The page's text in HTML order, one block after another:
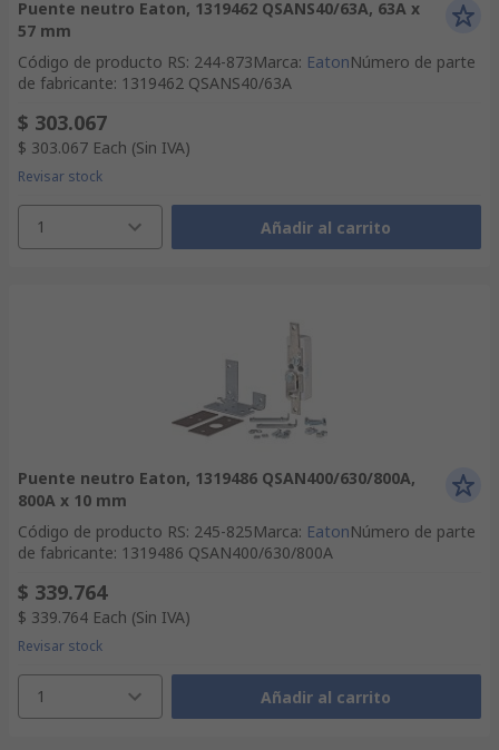
Puente neutro Eaton, 1319462 QSANS40/63A, 63A x
57 mm
Código de producto RS: 244-873Marca: EatonNúmero de parte
de fabricante: 1319462 QSANS40/63A
$ 303.067
$ 303.067 Each (Sin IVA)
Revisar stock
1 Añadir al carrito
Puente neutro Eaton, 1319486 QSAN400/630/800A,
800A x 10 mm
Código de producto RS: 245-825Marca: EatonNúmero de parte
de fabricante: 1319486 QSAN400/630/800A
$ 339.764
$ 339.764 Each (Sin IVA)
Revisar stock
1 Añadir al carrito